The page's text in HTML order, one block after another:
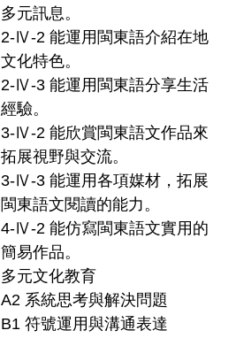
多元訊息。
2-Ⅳ-2 能運用閩東語介紹在地
文化特色。
2-Ⅳ-3 能運用閩東語分享生活
經驗。
3-Ⅳ-2 能欣賞閩東語文作品來
拓展視野與交流。
3-Ⅳ-3 能運用各項媒材，拓展
閩東語文閱讀的能力。
4-Ⅳ-2 能仿寫閩東語文實用的
簡易作品。
多元文化教育
A2 系統思考與解決問題
B1 符號運用與溝通表達